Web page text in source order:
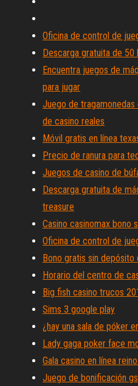
Oficina de control de
Descarga gratuita de 50
Encuentra juegos de
para jugar
Juego de
de casino reales
Móvil gratis en línea
Precio de ranura para
Juegos de casino de
Descarga gratuita de
treasure
Casino casinomax bono
Oficina de control de
Bono gratis sin depósito
Horario del centro de
Big fish casino trucos
Sims 3 google play
¿hay una sala de póker
Lady gaga poker face
Gala casino en línea
Juego de bonificación